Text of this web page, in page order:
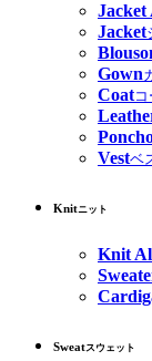
Jacket
Jacket
Gown
Coatコ
Vestベ
Knitニット
Knit
Sweatスウェット